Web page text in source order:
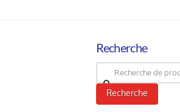
Recherche
Recherche
pour :
Recherche